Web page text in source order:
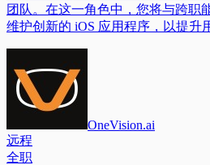
团队。在这一角色中，您将与跨职
维护创新的 iOS 应用程序，以提升
OneVision.ai
远程
全职